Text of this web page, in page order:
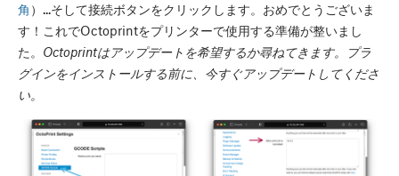
角 ）...そして接続ボタンをクリックします。おめでとうございま
す！これでOctoprintをプリンターで使用する準備が整いまし
た。 Octoprintはアップデートを希望するか尋ねてきます。プラ
グインをインストールする前に、今すぐアップデートしてくださ
い。